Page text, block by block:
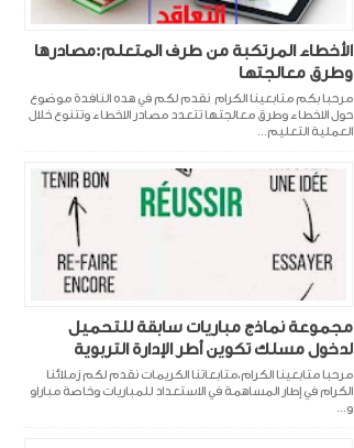
الأخطاء المرتكبة من طرف المتعلم:مصادرها
وطرق معالجتها
مرحبا بكم متابعينا الكرام نقدم لكم في هده النافدة موضوع
حول الاخطاء وطرق معالجتها تتعدد مصادر الاخطاء وتتنوع خلال
العملية التعليم...
مجموعة نماذج مباريات سابقة للتحميل
لدخول مسلك تكوين أطر الإدارة التربوية
مرحبا متابعينا الكرام،متابعاتنا الكريمات نقدم لكم زملائنا
الكرام في إطار المساهمة في الاستعداد للمباريات وخاصة مباراو
و...